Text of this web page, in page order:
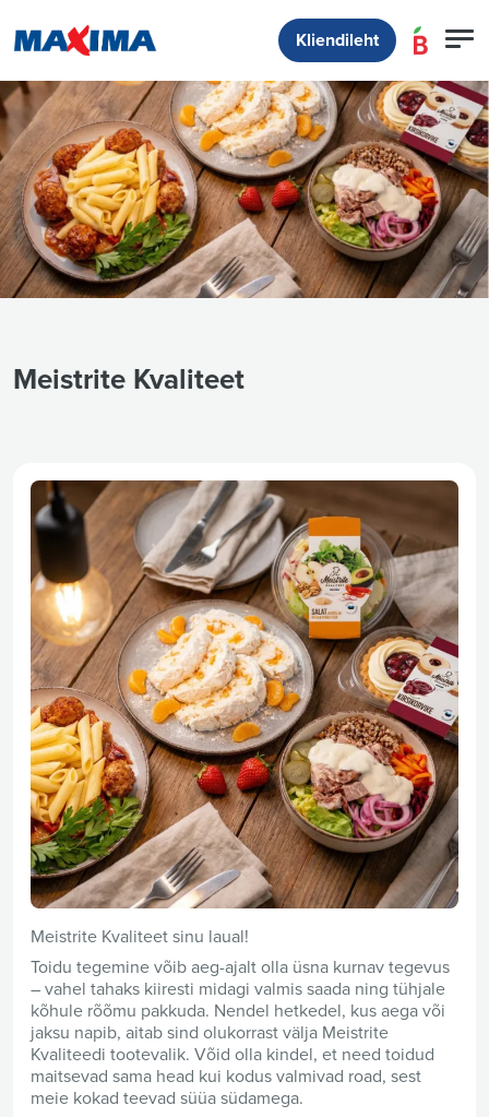
Kliendileht
Meistrite Kvaliteet
Meistrite Kvaliteet sinu laual!
Toidu tegemine võib aeg-ajalt olla üsna kurnav tegevus
– vahel tahaks kiiresti midagi valmis saada ning tühjale
kõhule rõõmu pakkuda. Nendel hetkedel, kus aega või
jaksu napib, aitab sind olukorrast välja Meistrite
Kvaliteedi tootevalik. Võid olla kindel, et need toidud
maitsevad sama head kui kodus valmivad road, sest
meie kokad teevad süüa südamega.